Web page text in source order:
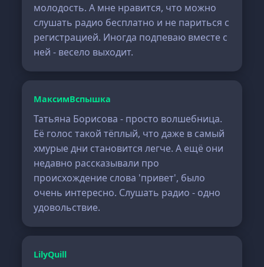
молодость. А мне нравится, что можно
слушать радио бесплатно и не париться с
регистрацией. Иногда подпеваю вместе с
ней - весело выходит.
МаксимВспышка
Татьяна Борисова - просто волшебница.
Её голос такой тёплый, что даже в самый
хмурые дни становится легче. А ещё они
недавно рассказывали про
происхождение слова 'привет', было
очень интересно. Слушать радио - одно
удовольствие.
LilyQuill